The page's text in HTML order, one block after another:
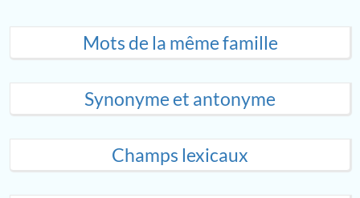
Mots de la même famille
Synonyme et antonyme
Champs lexicaux